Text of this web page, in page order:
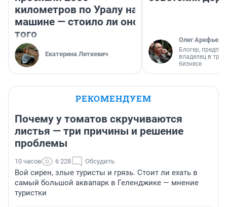
километров по Уралу на
машине — стоило ли оно
того
Екатерина Литкевич
Олег Арефьев
Блогер,
владелец в
бизнесе
РЕКОМЕНДУЕМ
Почему у томатов скручиваются
листья — три причины и решение
проблемы
10 часов 6 228 Обсудить
Вой сирен, злые туристы и грязь. Стоит ли ехать в
самый большой аквапарк в Геленджике — мнение
туристки